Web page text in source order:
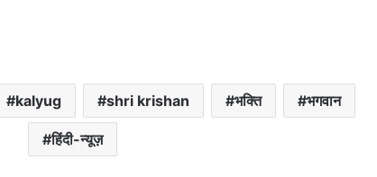
kalyug shri krishan भक्ति भगवान
हिंदी-न्यूज़